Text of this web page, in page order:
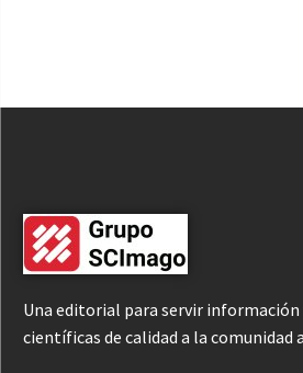
Una editorial para servir información
científicas de calidad a la comunidad